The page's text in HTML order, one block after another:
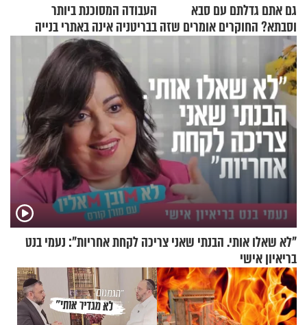
גם אתם גדלתם עם סבא
וסבתא? החוקרים אומרים שזה
מתכון מנצח
העבודה המסוכנת ביותר
בבריטניה אינה באתרי בנייה
אלא דווקא בשדות
"לא שאלו אותי. הבנתי שאני צריכה לקחת אחריות": נעמי בנט
בריאיון אישי